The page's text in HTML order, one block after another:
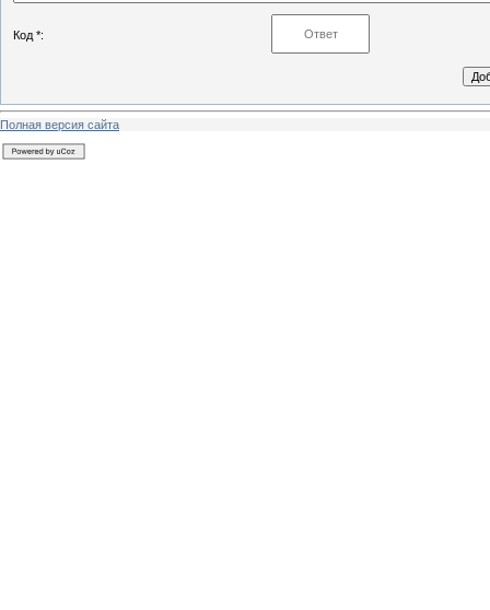
Код *:
Полная версия сайта